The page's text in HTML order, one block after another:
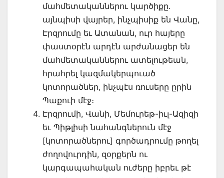
մահմետա­կաններու կարծիքը.
այնպիսի վայրեր, ինչպիսիք են Վանը,
Էրզրումը եւ Ատա­նան, ուր հայերը
փաստօրէն արդէն արժանացեր են
մահմետականներու ատե­լութեան,
հրահրել կազմակերպուած
կոտորածներ, ինչպէս ռուսերը ըրին
Պա­քուի մէջ։
Էրզրումի, Վանի, Մեմուրեթ-իւլ-Ազիզի
եւ Պիթլիսի նահանգներուն մէջ
[կոտո­րածներու] գործադրումը թողել
ժողովուրդին, զօրքերն ու
կարգապահական ուժերը իբրեւ թէ